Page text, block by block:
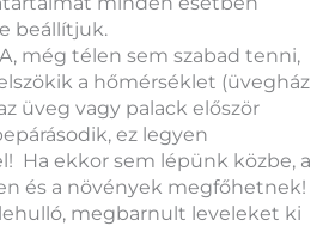
beállítjuk.
még télen sem szabad tenni,
a hőmérséklet (üvegház
üveg vagy palack először
ez legyen
Ha ekkor sem lépünk közbe, a
és a növények megfőhetnek!
megbarnult leveleket ki